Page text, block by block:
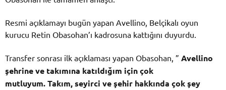
Resmi açıklamayı bugün yapan Avellino, Belçikalı oyun
kurucu Retin Obasohan’ı kadrosuna kattığını duyurdu.
Transfer sonrası ilk açıklaması yapan Obasohan, ” Avellino
şehrine ve takımına katıldığım için çok
mutluyum. Takım, seyirci ve şehir hakkında çok şey